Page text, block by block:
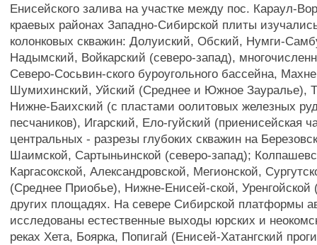
Енисейского залива на участке между пос. Караул-
краевых районах Западно-Сибирской плиты
колонковых скважин: Долуиский, Обский, Нумги-
Надымский, Войкарский (северо-запад),
Северо-Сосьвин-ского буроугольного бассейна,
Шумихинский, Уйский (Среднее и Южное Зауралье),
Нижне-Баихский (с пластами оолитовых железных
песчаников), Игарский, Ело-гуйский (приенисейская
центральных - разрезы глубоких скважин на
Шаимской, Сартыньинской (северо-запад);
Каргасокской, Александровской, Мегионской,
(Среднее Приобье), Нижне-Енисей-ской, Уренгойской
других площадях. На севере Сибирской платформы
исследованы естественные выходы юрских и
реках Хета, Боярка, Попигай (Енисей-Хатангский